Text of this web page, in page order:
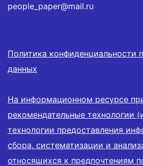
people_paper@mail.ru
Политика конфиденциальности
данных
На информационном ресурсе
рекомендательные технологии
технологии предоставления
сбора, систематизации и
относящихся к предпочтениям